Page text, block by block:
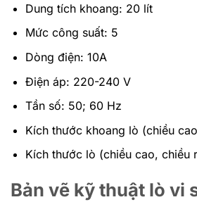
Dung tích khoang: 20 lít
Mức công suất: 5
Dòng điện: 10A
Điện áp: 220-240 V
Tần số: 50; 60 Hz
Kích thước khoang lò (chiều
Kích thước lò (chiều cao,
Bản vẽ kỹ thuật lò vi